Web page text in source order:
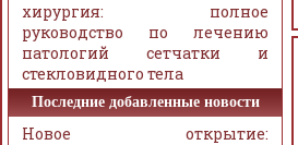
хирургия: полное
руководство по лечению
патологий сетчатки и
стекловидного тела
Последние добавленные новости
Новое открытие: